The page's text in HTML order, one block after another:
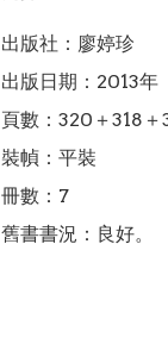
出版社：廖婷珍
出版日期：2013年
頁數：320＋318
裝幀：平裝
冊數：7
舊書書況：良好。